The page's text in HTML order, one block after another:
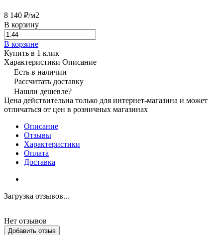
8 140 ₽/м2
В корзину
В корзине
Купить в 1 клик
Характеристики Описание
Есть в наличии
Рассчитать доставку
Нашли дешевле?
Цена действительна только для интернет-магазина и может
отличаться от цен в розничных магазинах
Описание
Отзывы
Характеристики
Оплата
Доставка
Загрузка отзывов...
Нет отзывов
Добавить отзыв